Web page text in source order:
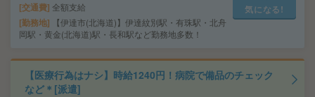
交通費 全額支給
勤務地
【伊達市(北海道)】伊達紋別駅・有珠駅・北舟
岡駅・黄金(北海道)駅・長和駅など勤務地多数！
気になる!
【医療行為はナシ】時給1240円！病院で備品のチェック
など＊[派遣]